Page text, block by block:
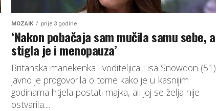
MOZAIK prije 3 godine
‘Nakon pobačaja sam mučila samu sebe, a
stigla je i menopauza’
Britanska manekenka i voditeljica Lisa Snowdon (51)
javno je progovorila o tome kako je u kasnijim
godinama htjela postati majka, ali joj se želja nije
ostvarila....